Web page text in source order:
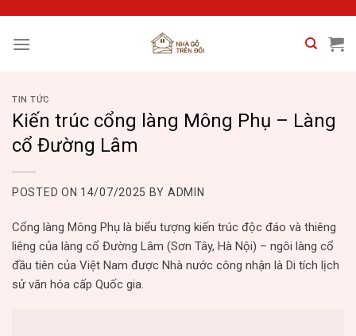
content
TIN TỨC
Kiến trúc cổng làng Mông Phụ – Làng
cổ Đường Lâm
POSTED ON 14/07/2025 BY ADMIN
Cổng làng Mông Phụ là biểu tượng kiến trúc độc đáo và thiêng
liêng của làng cổ Đường Lâm (Sơn Tây, Hà Nội) – ngôi làng cổ
đầu tiên của Việt Nam được Nhà nước công nhận là Di tích lịch
sử văn hóa cấp Quốc gia.